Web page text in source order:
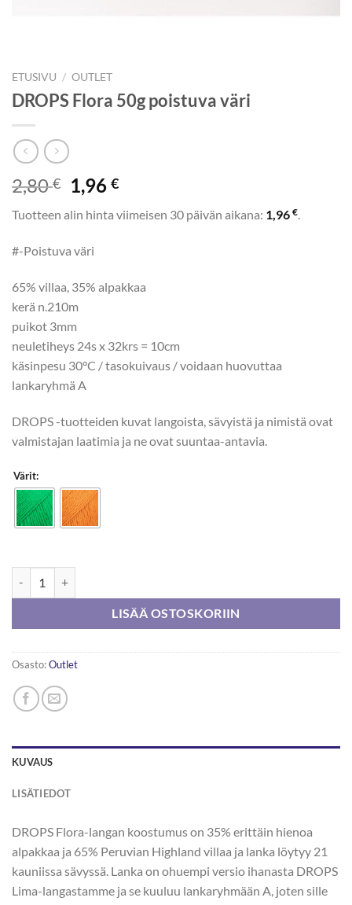
ETUSIVU / OUTLET
DROPS Flora 50g poistuva väri
2,80€
Alkuperäinen
hinta
oli:
2,80 €.
1,96€Nykyinen
on:
Tuotteen alin hinta viimeisen 30 päivän aikana: 1,96 €.
#-Poistuva väri
65% villaa, 35% alpakkaa
kerä n.210m
puikot 3mm
neuletiheys 24s x 32krs = 10cm
käsinpesu 30°C / tasokuivaus / voidaan huovuttaa
lankaryhmä A
DROPS -tuotteiden kuvat langoista, sävyistä ja nimistä ovat
valmistajan laatimia ja ne ovat suuntaa-antavia.
Värit:
LISÄÄ OSTOSKORIIN
Osasto:Outlet
KUVAUS
LISÄTIEDOT
DROPS Flora-langan koostumus on 35% erittäin hienoa
alpakkaa ja 65% Peruvian Highland villaa ja lanka löytyy 21
kauniissa sävyssä. Lanka on ohuempi versio ihanasta DROPS
Lima-langastamme ja se kuuluu lankaryhmään A, joten sille